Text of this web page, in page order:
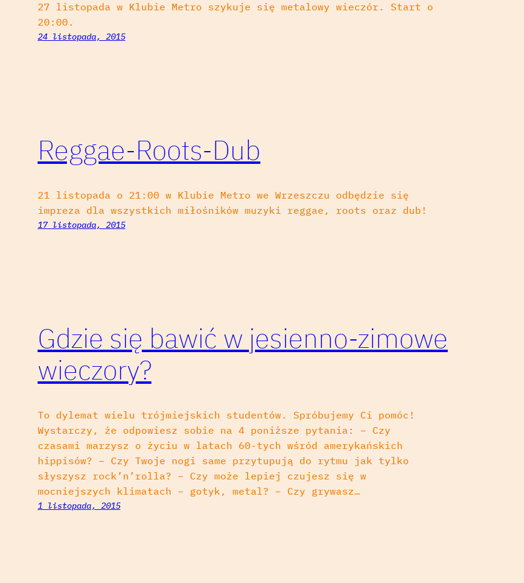
27 listopada w Klubie Metro szykuje się metalowy wieczór. Start o
20:00.
24 listopada, 2015
Reggae-Roots-Dub
21 listopada o 21:00 w Klubie Metro we Wrzeszczu odbędzie się
impreza dla wszystkich miłośników muzyki reggae, roots oraz dub!
17 listopada, 2015
Gdzie się bawić w jesienno-zimowe
wieczory?
To dylemat wielu trójmiejskich studentów. Spróbujemy Ci pomóc!
Wystarczy, że odpowiesz sobie na 4 poniższe pytania: – Czy
czasami marzysz o życiu w latach 60-tych wśród amerykańskich
hippisów? – Czy Twoje nogi same przytupują do rytmu jak tylko
słyszysz rock’n’rolla? – Czy może lepiej czujesz się w
mocniejszych klimatach – gotyk, metal? – Czy grywasz…
1 listopada, 2015